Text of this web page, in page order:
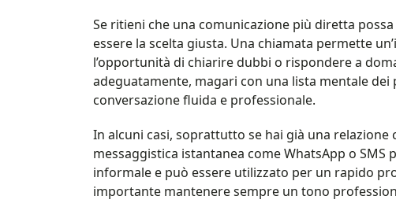
Se ritieni che una comunicazione più diretta
essere la scelta giusta. Una chiamata permette
l’opportunità di chiarire dubbi o rispondere a
adeguatamente, magari con una lista mentale
conversazione fluida e professionale.
In alcuni casi, soprattutto se hai già una relazione
messaggistica istantanea come WhatsApp o
informale e può essere utilizzato per un rapido
importante mantenere sempre un tono